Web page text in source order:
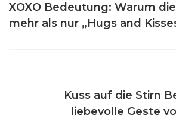
XOXO Bedeutung: Warum
mehr als nur „Hugs and
Kuss auf die Stirn
liebevolle Geste